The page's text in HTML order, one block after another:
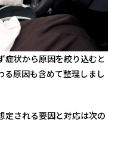
症状から原因を絞り込むと
る原因も含めて整理しまし
定される要因と対応は次の